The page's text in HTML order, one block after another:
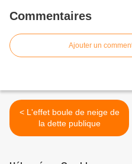
Commentaires
Ajouter un
< L'effet boule de neige de
la dette publique